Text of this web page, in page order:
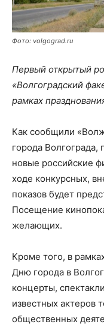
Фото: volgograd.ru
Первый открытый
«Волгоградский
рамках
Как сообщили
города Волгограда,
новые российские
ходе конкурсных,
показов будет
Посещение
желающих.
Кроме того, в
Дню города в
концерты,
известных актеров
общественных